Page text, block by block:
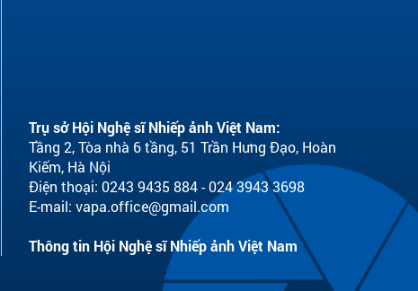
Trụ sở Hội Nghệ sĩ Nhiếp ảnh Việt Nam:
Tầng 2, Tòa nhà 6 tầng, 51 Trần Hưng Đạo, Hoàn
Kiếm, Hà Nội
Điện thoại: 0243 9435 884 - 024 3943 3698
E-mail: vapa.office@gmail.com
Thông tin Hội Nghệ sĩ Nhiếp ảnh Việt Nam